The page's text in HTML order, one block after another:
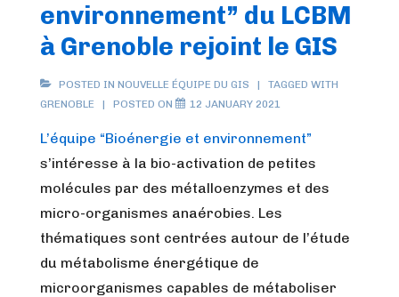
environnement” du LCBM
à Grenoble rejoint le GIS
POSTED IN NOUVELLE ÉQUIPE DU GIS
TAGGED WITH
GRENOBLE
POSTED ON 12 JANUARY 2021
L’équipe “Bioénergie et environnement”
s’intéresse à la bio-activation de petites
molécules par des métalloenzymes et des
micro-organismes anaérobies. Les
thématiques sont centrées autour de l’étude
du métabolisme énergétique de
microorganismes capables de métaboliser